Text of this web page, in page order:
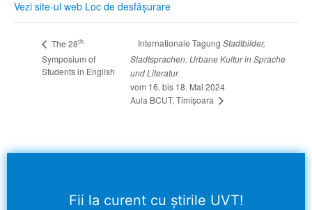
Vezi site-ul web Loc de desfășurare
The 28th
Symposium of
Students in English
Internationale Tagung Stadtbilder,
Stadtsprachen. Urbane Kultur in Sprache
und Literatur
vom 16. bis 18. Mai 2024
Aula BCUT, Timișoara
Fii la curent cu știrile UVT!